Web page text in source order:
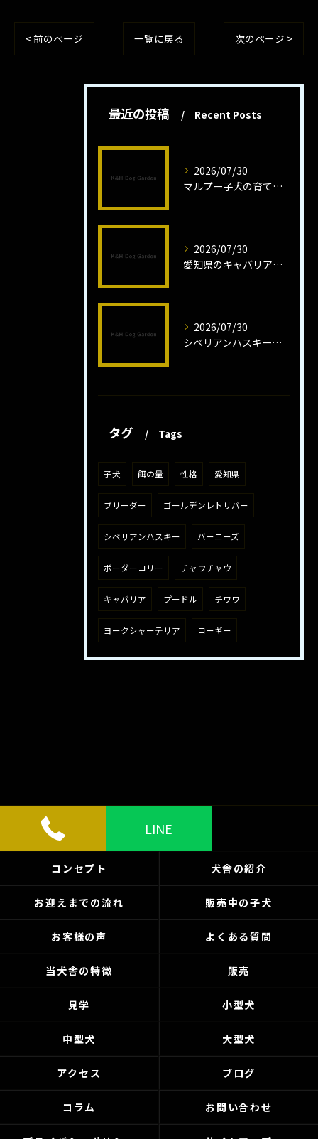
< 前のページ 一覧に戻る 次のページ >
最近の投稿 Recent Posts
2026/07/30
マルプー子犬の育て方と魅力解説
2026/07/30
愛知県のキャバリア子犬の魅力秘話
2026/07/30
シベリアンハスキー子犬の魅力と飼育法
タグ Tags
子犬 餌の量 性格 愛知県
ブリーダー ゴールデンレトリバー
シベリアンハスキー バーニーズ
ボーダーコリー チャウチャウ
キャバリア プードル チワワ
ヨークシャーテリア コーギー
LINE
コンセプト 犬舎の紹介
お迎えまでの流れ 販売中の子犬
お客様の声 よくある質問
当犬舎の特徴 販売
見学 小型犬
中型犬 大型犬
アクセス ブログ
コラム お問い合わせ